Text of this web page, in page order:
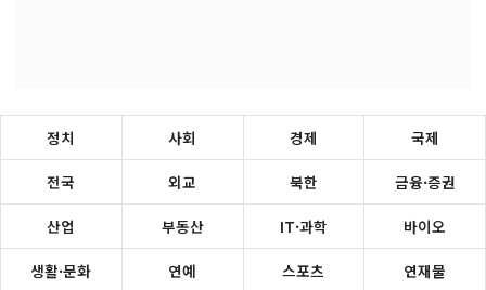
정치 사회 경제 국제
전국 외교 북한 금융·증권
산업 부동산 IT·과학 바이오
생활·문화 연예 스포츠 연재물